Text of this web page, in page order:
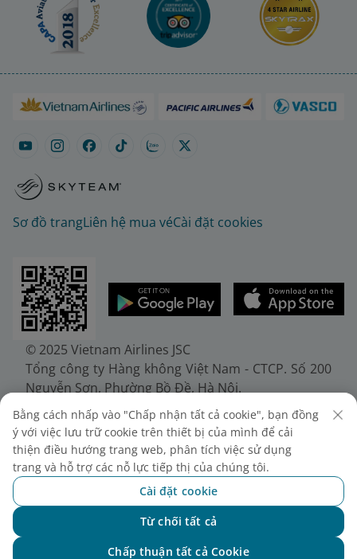
Sơ đồ trangLiên hệ mua véCài đặt cookies
© 2025 Vietnam Airlines JSC
Tổng công ty Hàng không Việt Nam - CTCP. Số 200
Nguyễn Sơn, Phường Bồ Đề, Hà Nội.
Điện thoại: (+84-24) 38272289. Fax: (+84-24)
38722375
Giấy chứng nhận đăng ký doanh nghiệp, mã số
doanh nghiệp 0100107518, đăng ký lần đầu ngày
30/6/2010, đăng ký thay đổi lần thứ 10 ngày
24/7/2025, cấp bởi Sở Tài chính Thành phố Hà Nội.
Bằng cách nhấp vào "Chấp nhận tất cả cookie", bạn đồng
ý với việc lưu trữ cookie trên thiết bị của mình để cải
thiện điều hướng trang web, phân tích việc sử dụng
trang và hỗ trợ các nỗ lực tiếp thị của chúng tôi.
Cài đặt cookie
Từ chối tất cả
Chấp thuận tất cả Cookie